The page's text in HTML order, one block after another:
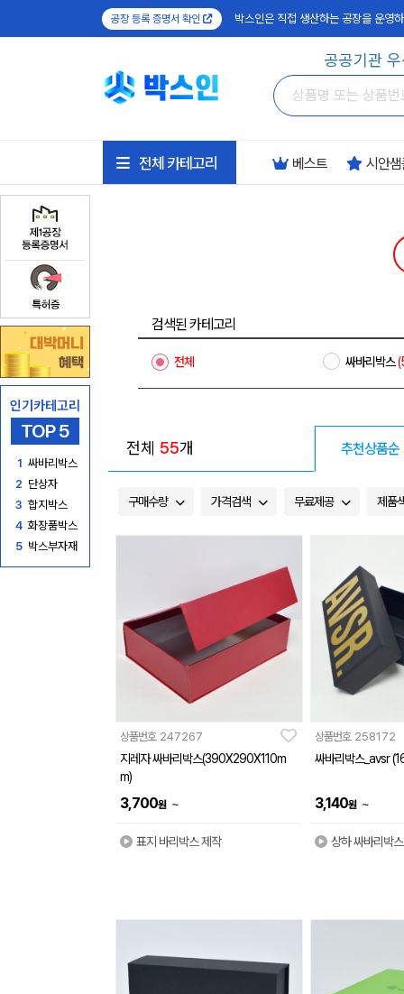
공장 등록 증명서 확인 박스인은 직접 생산하는 공장을 운영
공공기관
인기카테고리
TOP 5
1 싸바리박스
2 단상자
3 합지박스
4 화장품박스
5 박스부자재
전체 카테고리 베스트 시안
검색된 카테고리
전체 싸바리박스
전체 55개 추천상품순
구매수량 가격검색 무료제공 제품
상품번호 247267
지레자 싸바리박스(390X290X110m
m)
3,700원 ~
표지 바리박스 제작
상품번호 258172
싸바리박스_avsr
3,140원 ~
상하 싸바리박